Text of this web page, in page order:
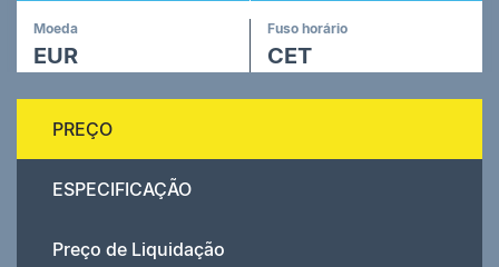
Moeda
EUR
Fuso horário
CET
PREÇO
ESPECIFICAÇÃO
Preço de Liquidação